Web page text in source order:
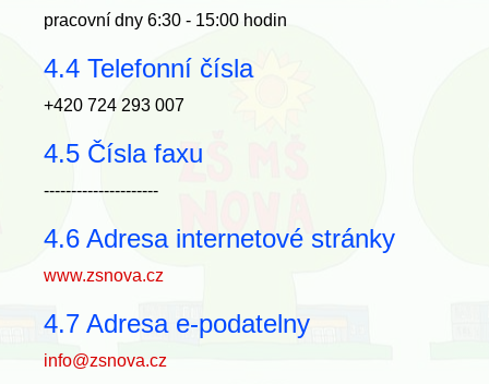
pracovní dny 6:30 - 15:00 hodin
4.4 Telefonní čísla
+420 724 293 007
4.5 Čísla faxu
---------------------
4.6 Adresa internetové stránky
www.zsnova.cz
4.7 Adresa e-podatelny
info@zsnova.cz